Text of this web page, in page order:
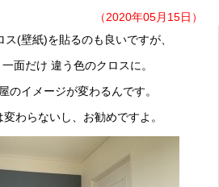
（2020年05月15日）
(壁紙)を貼るのも良いですが、
面だけ 違う色のクロスに。
のイメージが変わるんです。
わらないし、お勧めですよ。